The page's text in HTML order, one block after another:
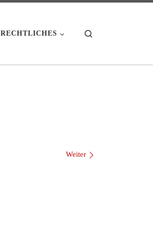
RECHTLICHES
Weiter